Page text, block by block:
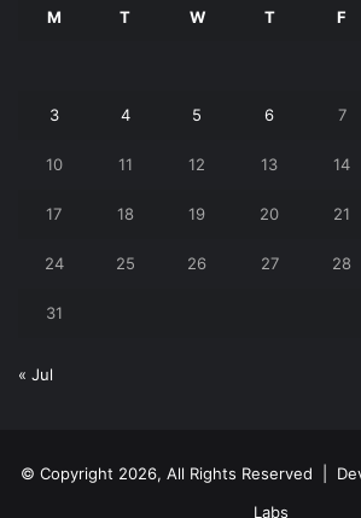
M T W T F
3 4 5 6 7
10 11 12 13 14
17 18 19 20 21
24 25 26 27 28
31
« Jul
© Copyright 2026, All Rights Reserved |
Labs